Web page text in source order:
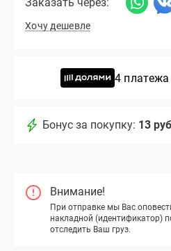
Хочу дешевле
4
Бонус за покупку: 13
Внимание!
При отправке мы Вас
накладной (идентификатор)
отследить Ваш груз.